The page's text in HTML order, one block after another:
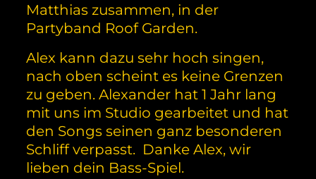
Matthias zusammen, in der
Partyband Roof Garden.
Alex kann dazu sehr hoch singen,
nach oben scheint es keine Grenzen
zu geben. Alexander hat 1 Jahr lang
mit uns im Studio gearbeitet und hat
den Songs seinen ganz besonderen
Schliff verpasst. Danke Alex, wir
lieben dein Bass-Spiel.